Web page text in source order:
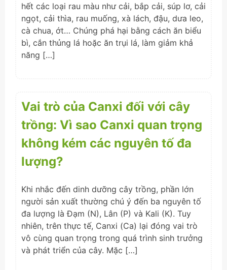
hết các loại rau màu như cải, bắp cải, súp lơ, cải
ngọt, cải thìa, rau muống, xà lách, đậu, dưa leo,
cà chua, ớt… Chúng phá hại bằng cách ăn biểu
bì, cắn thủng lá hoặc ăn trụi lá, làm giảm khả
năng […]
Vai trò của Canxi đối với cây
trồng: Vì sao Canxi quan trọng
không kém các nguyên tố đa
lượng?
Khi nhắc đến dinh dưỡng cây trồng, phần lớn
người sản xuất thường chú ý đến ba nguyên tố
đa lượng là Đạm (N), Lân (P) và Kali (K). Tuy
nhiên, trên thực tế, Canxi (Ca) lại đóng vai trò
vô cùng quan trọng trong quá trình sinh trưởng
và phát triển của cây. Mặc […]